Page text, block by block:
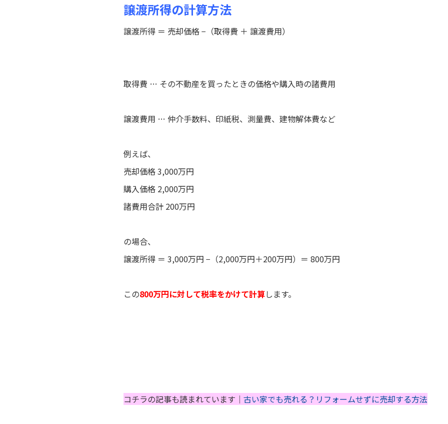
譲渡所得の計算方法
譲渡所得 ＝ 売却価格 −（取得費 ＋ 譲渡費用）
取得費 … その不動産を買ったときの価格や購入時の諸費用
譲渡費用 … 仲介手数料、印紙税、測量費、建物解体費など
例えば、
売却価格 3,000万円
購入価格 2,000万円
諸費用合計 200万円
の場合、
譲渡所得 ＝ 3,000万円 −（2,000万円＋200万円）＝ 800万円
この800万円に対して税率をかけて計算します。
コチラの記事も読まれています｜ 古い家でも売れる？リフォームせずに売却する方法